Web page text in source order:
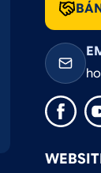
với nội thất
chi tiết nội